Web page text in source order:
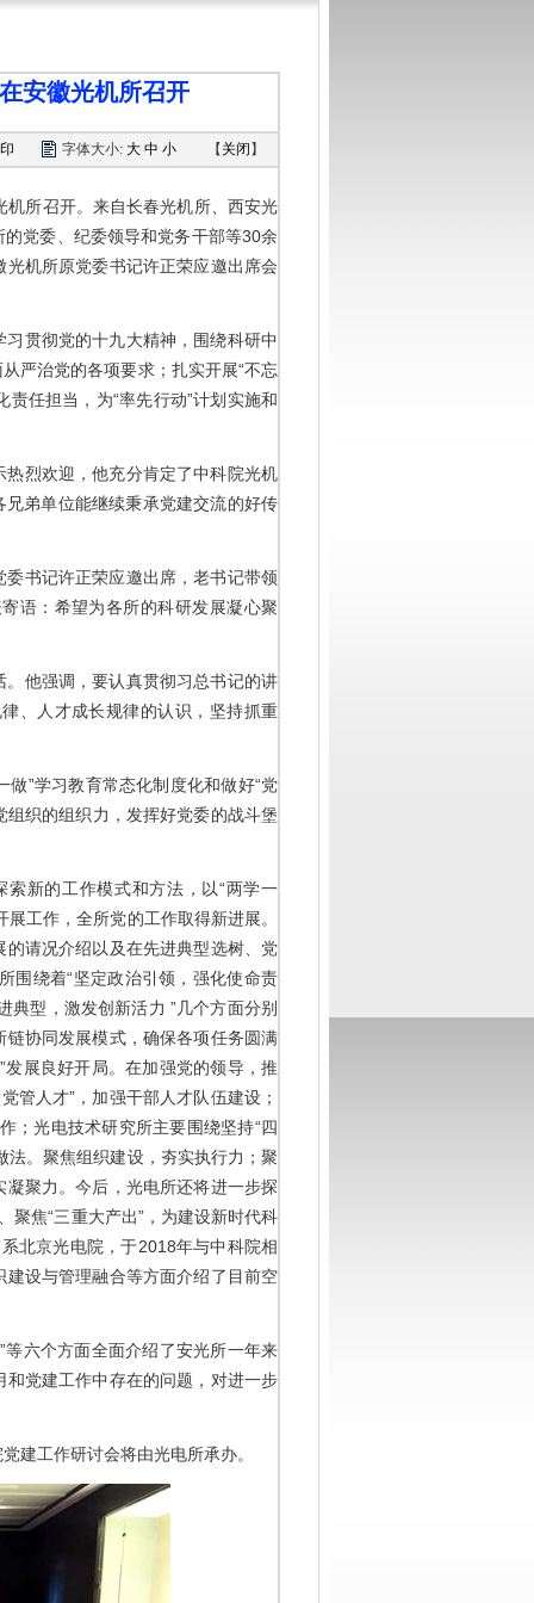
安徽光机所召开
字体大小: 大 中 小 【 关闭 】
所召开。来自长春光机所、西安光
党委、纪委领导和党务干部等30余
机所原党委书记许正荣应邀出席会
贯彻党的十九大精神，围绕科研中
严治党的各项要求；扎实开展“不忘
任担当，为“率先行动”计划实施和
烈欢迎，他充分肯定了中科院光机
弟单位能继续秉承党建交流的好传
书记许正荣应邀出席，老书记带领
语：希望为各所的科研发展凝心聚
他强调，要认真贯彻习总书记的讲
、人才成长规律的认识，坚持抓重
做”学习教育常态化制度化和做好“党
组织的组织力，发挥好党委的战斗堡
新的工作模式和方法，以“两学一
工作，全所党的工作取得新进展。
请况介绍以及在先进典型选树、党
围绕着“坚定政治引领，强化使命责
型，激发创新活力 ”几个方面分别
协同发展模式，确保各项任务圆满
展良好开局。在加强党的领导，推
管人才”，加强干部人才队伍建设；
；光电技术研究所主要围绕坚持“四
法。聚焦组织建设，夯实执行力；聚
聚力。今后，光电所还将进一步探
聚焦“三重大产出”，为建设新时代科
北京光电院，于2018年与中科院相
设与管理融合等方面介绍了目前空
六个方面全面介绍了安光所一年来
党建工作中存在的问题，对进一步
建工作研讨会将由光电所承办。